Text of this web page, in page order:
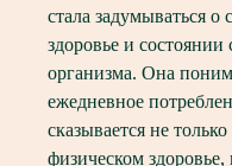
стала задумываться о
здоровье и состоянии
организма. Она
ежедневное
сказывается не только
физическом здоровье,